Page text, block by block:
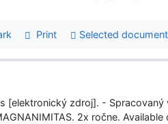
Print Selected
[elektronický zdroj]. - Spracovaný
2x ročne. Available